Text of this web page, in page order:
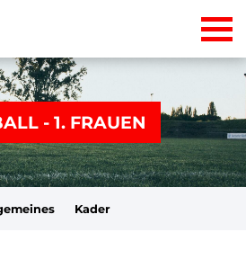
- 1. FRAUEN
Kader